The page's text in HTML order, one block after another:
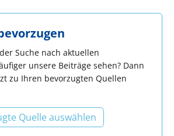
Suche nach aktuellen
unsere Beiträge sehen? Dann
zu Ihren bevorzugten Quellen
Quelle auswählen